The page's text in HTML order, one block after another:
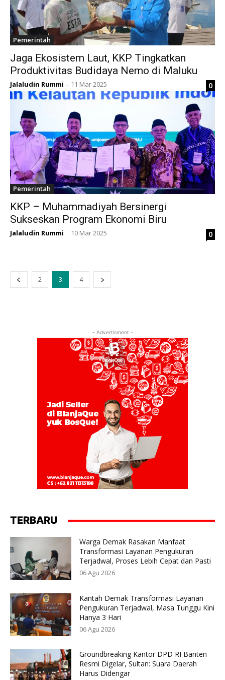
Pemerintah
Jaga Ekosistem Laut, KKP Tingkatkan
Produktivitas Budidaya Nemo di Maluku
Jalaludin Rummi - 11 Mar 2025 0
Pemerintah
KKP – Muhammadiyah Bersinergi
Sukseskan Program Ekonomi Biru
Jalaludin Rummi - 10 Mar 2025 0
2 3 4
- Advertisment -
TERBARU
Warga Demak Rasakan Manfaat
Transformasi Layanan Pengukuran
Terjadwal, Proses Lebih Cepat dan Pasti
06 Agu 2026
Kantah Demak Transformasi Layanan
Pengukuran Terjadwal, Masa Tunggu Kini
Hanya 3 Hari
06 Agu 2026
Groundbreaking Kantor DPD RI Banten
Resmi Digelar, Sultan: Suara Daerah
Harus Didengar